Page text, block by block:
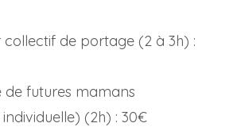
collectif de portage (2 à 3h) :
de futures mamans
(2h) : 30€